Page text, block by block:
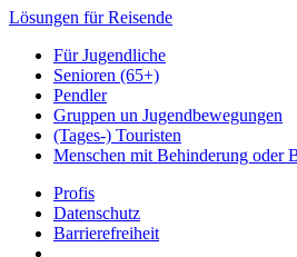
Lösungen für Reisende
Für Jugendliche
Senioren (65+)
Pendler
Gruppen un Jugendbewegungen
(Tages-) Touristen
Menschen mit Behinderung oder
Profis
Datenschutz
Barrierefreiheit